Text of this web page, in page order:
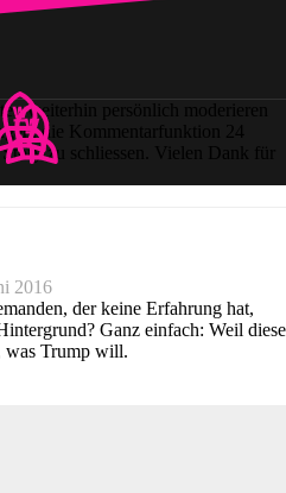
weiterhin persönlich moderieren
die Kommentarfunktion 24
zu schliessen. Vielen Dank für
2016
der keine Erfahrung hat,
Ganz einfach: Weil diese
was Trump will.